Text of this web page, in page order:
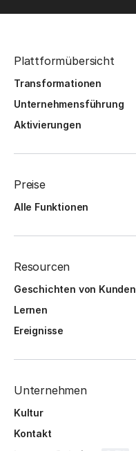
Plattformübersicht
Transformationen
Unternehmensführung
Aktivierungen
Preise
Alle Funktionen
Resourcen
Geschichten von Kunden
Lernen
Ereignisse
Unternehmen
Kultur
Kontakt